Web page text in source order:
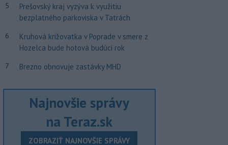
5
Prešovský kraj vyzýva k využitiu
bezplatného parkoviska v Tatrách
6
Kruhová križovatka v Poprade v smere z
Hozelca bude hotová budúci rok
7 Brezno obnovuje zastávky MHD
Najnovšie správy
na Teraz.sk
ZOBRAZIŤ NAJNOVŠIE SPRÁVY